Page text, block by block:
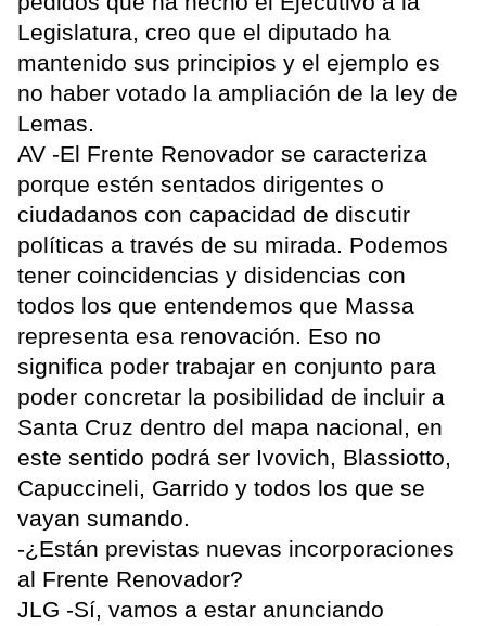
Legislatura, creo que el diputado ha
mantenido sus principios y el ejemplo es
no haber votado la ampliación de la ley de
Lemas.
AV -El Frente Renovador se caracteriza
porque estén sentados dirigentes o
ciudadanos con capacidad de discutir
políticas a través de su mirada. Podemos
tener coincidencias y disidencias con
todos los que entendemos que Massa
representa esa renovación. Eso no
significa poder trabajar en conjunto para
poder concretar la posibilidad de incluir a
Santa Cruz dentro del mapa nacional, en
este sentido podrá ser Ivovich, Blassiotto,
Capuccineli, Garrido y todos los que se
vayan sumando.
-¿Están previstas nuevas incorporaciones
al Frente Renovador?
JLG -Sí, vamos a estar anunciando